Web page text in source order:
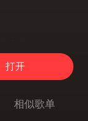
王后
打开
相似歌单